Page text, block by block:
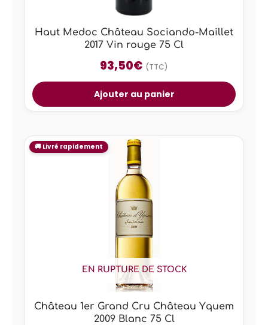
Haut Medoc Château Sociando-Maillet
2017 Vin rouge 75 Cl
93,50€ (TTC)
Ajouter au panier
EN RUPTURE DE STOCK
Château 1er Grand Cru Château Yquem
2009 Blanc 75 Cl